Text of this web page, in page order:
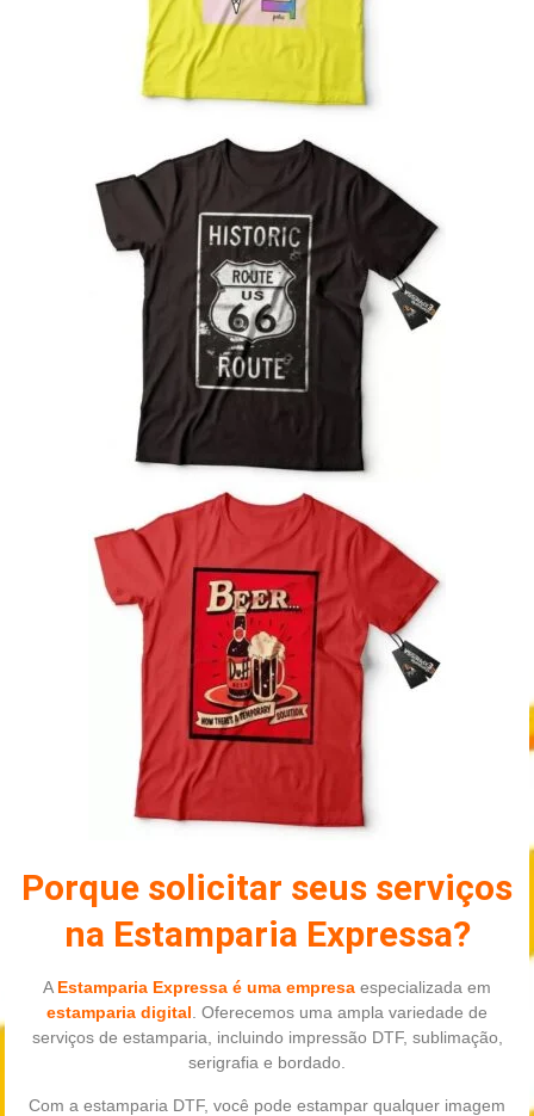
Porque solicitar seus serviços
na Estamparia Expressa?
A Estamparia Expressa é uma empresa especializada em
estamparia digital . Oferecemos uma ampla variedade de
serviços de estamparia, incluindo impressão DTF, sublimação,
serigrafia e bordado.
Com a estamparia DTF, você pode estampar qualquer imagem